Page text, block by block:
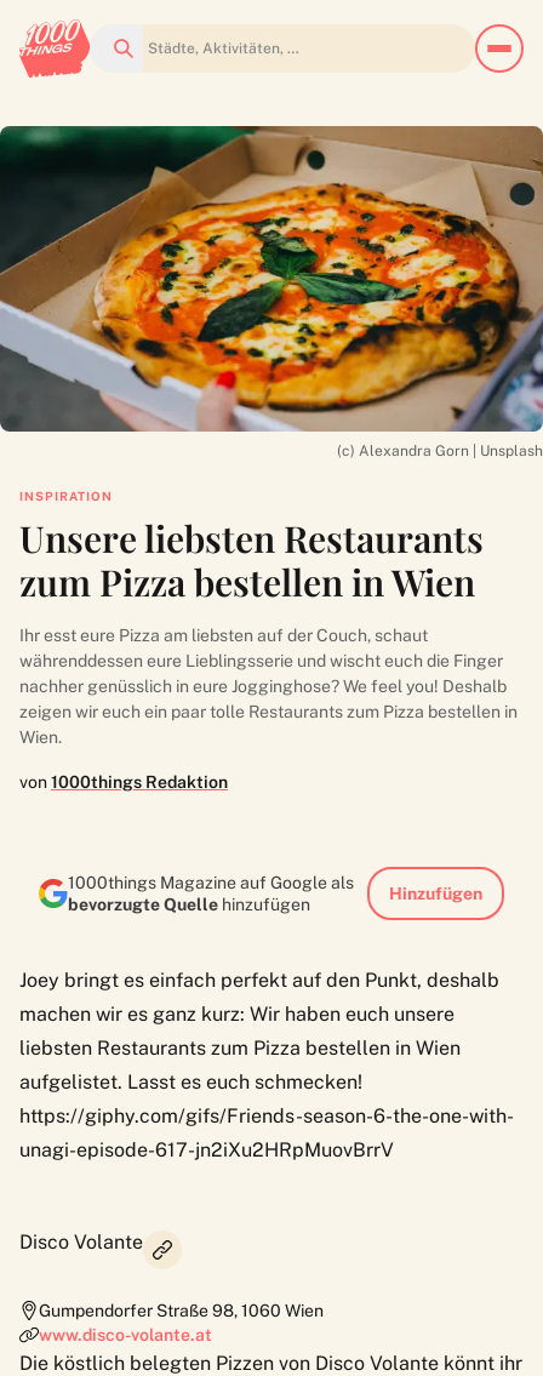
Suchen
(c) Alexandra Gorn | Unsplash
INSPIRATION
Unsere liebsten Restaurants
zum Pizza bestellen in Wien
Ihr esst eure Pizza am liebsten auf der Couch, schaut
währenddessen eure Lieblingsserie und wischt euch die Finger
nachher genüsslich in eure Jogginghose? We feel you! Deshalb
zeigen wir euch ein paar tolle Restaurants zum Pizza bestellen in
Wien.
von1000things Redaktion
1000things Magazine auf Google als
bevorzugte Quelle hinzufügen
Hinzufügen
Joey bringt es einfach perfekt auf den Punkt, deshalb
machen wir es ganz kurz: Wir haben euch unsere
liebsten Restaurants zum Pizza bestellen in Wien
aufgelistet. Lasst es euch schmecken!
https://giphy.com/gifs/Friends-season-6-the-one-with-
unagi-episode-617-jn2iXu2HRpMuovBrrV
Disco Volante
Gumpendorfer Straße 98,1060 Wien
www.disco-volante.at
Die köstlich belegten Pizzen von Disco Volante könnt ihr